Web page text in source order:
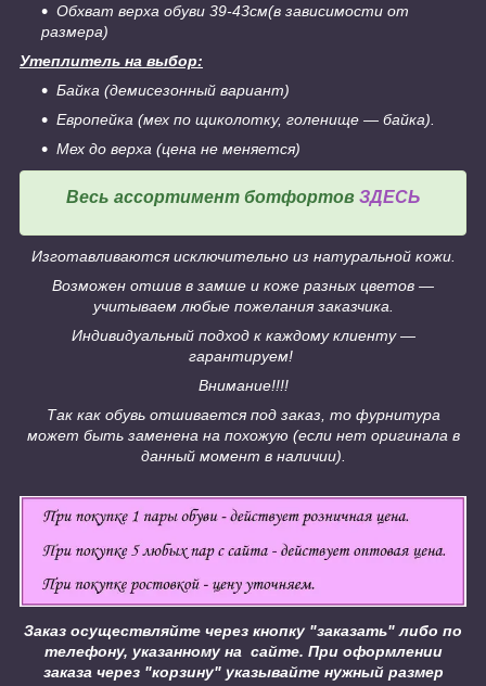
Обхват верха обуви 39-43см(в зависимости от
размера)
Утеплитель на выбор:
Байка (демисезонный вариант)
Европейка (мех по щиколотку, голенище ― байка).
Мех до верха (цена не меняется)
Весь ассортимент ботфортов ЗДЕСЬ
Изготавливаются исключительно из натуральной кожи.
Возможен отшив в замше и коже разных цветов ―
учитываем любые пожелания заказчика.
Индивидуальный подход к каждому клиенту ―
гарантируем!
Внимание!!!!
Так как обувь отшивается под заказ, то фурнитура
может быть заменена на похожую (если нет оригинала в
данный момент в наличии).
Заказ осуществляйте через кнопку "заказать" либо по
телефону, указанному на сайте. При оформлении
заказа через "корзину" указывайте нужный размер